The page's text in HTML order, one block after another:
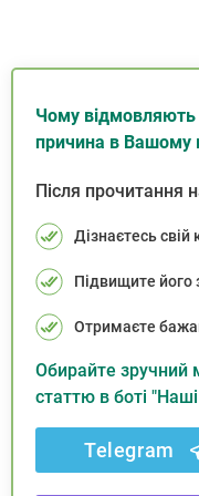
Чому відмовляють
причина в Вашому
Після прочитання
Дізнаєтесь
Підвищите його
Отримаєте
Обирайте зручний
статтю в боті
Telegram